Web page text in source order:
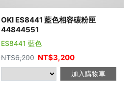
OKI ES8441 藍色相容碳粉匣
44844551
ES8441 藍色
NT$6,200 NT$3,200
加入購物車